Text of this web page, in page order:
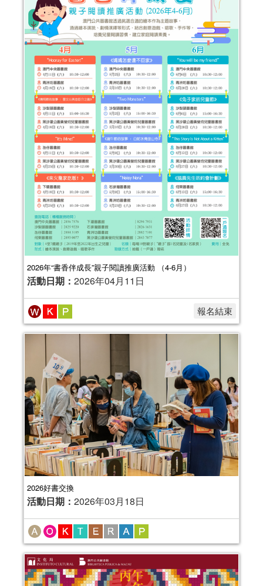
2026年“書香伴成長”親子閱讀推廣活動 （4-6月）
活動日期： 2026年04月11日
報名結束
2026好書交換
活動日期： 2026年03月18日